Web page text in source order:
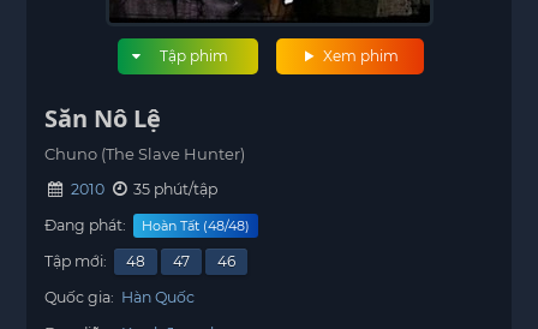
Xem phim
Tập phim
Săn Nô Lệ
Chuno (The Slave Hunter)
2010
35 phút/tập
Đang phát:
Hoàn Tất (48/48)
Tập mới: 48 47
46
Quốc gia: Hàn Quốc